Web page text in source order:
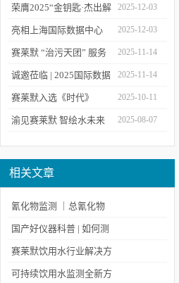
技术赋能水文现代化建设
2026 全球百强影响力企
业榜单
荣膺2025“金钥匙·杰出解
决方案”！赛莱默青少年
水教育行动，浇灌可持续
发展未来
2025-12-03
亮相上海国际数据中心
展！赛莱默助力AI时代数
智未来
2025-12-03
赛莱默 “治污天团” 服务
亚洲污水处理厂
2025-11-14
诚邀莅临 | 2025国际数据
中心展
2025-11-14
赛莱默入选《时代》
“2025全球最佳公司”榜单
2025-10-11
渝见赛莱默 智绘水未来 2025-08-07
相关文章
氰化物监测 ｜总氰化物
分析的五大技巧
国产好仪器科普 | 如何测
量溶解氧？
赛莱默饮用水行业解决方
案之实验室与便携分析仪
可持续饮用水监测全新方